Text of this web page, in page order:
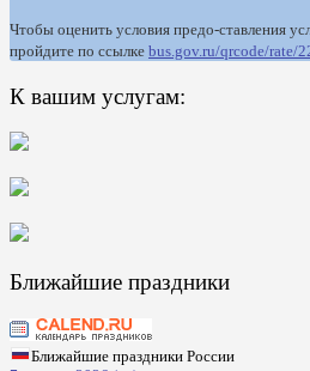
Чтобы оценить условия предо-ставления
пройдите по ссылке bus.gov.ru/qrcode/rate/
К вашим услугам:
Ближайшие праздники
Ближайшие праздники России